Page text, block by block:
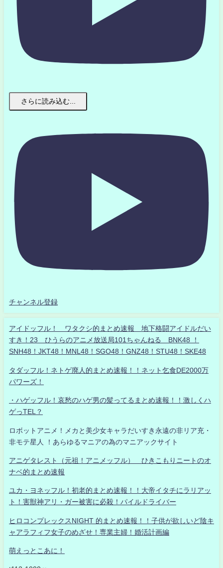
さらに読み込む...
チャンネル登録
アイドッフル！ ワタクシ的まとめ速報 地下格闘アイドルだい
すき！23 ひうらのアニメ放送局101ちゃんねる BNK48 ！
SNH48！JKT48！MNL48！SGO48！GNZ48！STU48！SKE48
タダッフル！ネトゲ廃人的まとめ速報！！ネット乞食DE2000万
パワーズ！
・ハゲッフル！哀愁のハゲ男の髪ってるまとめ速報！！激しくハ
ゲっTEL？
ロボットアニメ！メカと美少女キャラだいすき永遠の非リア充・
非モテ星人 ！あらゆるマニアの為のマニアックサイト
アニゲタレスト（元祖！アニメッフル） ひきこもりニートのオ
ナベ的まとめ速報
ユカ・ヨネッフル！初老的まとめ速報！！大帝イタチにラリアッ
ト！害獣神アリ・ガー被害に必殺！パイルドライバー
ヒロコンプレックスNIGHT 的まとめ速報！！子供が欲しいど陰キ
ャアラフィフ女子のめざせ！専業主婦！婚活計画編
萌えっとこあに！